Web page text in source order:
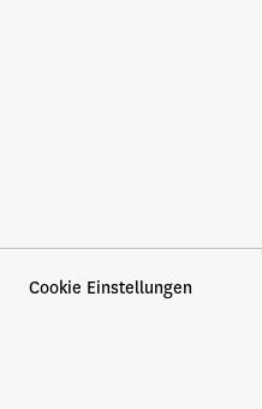
Cookie Einstellungen